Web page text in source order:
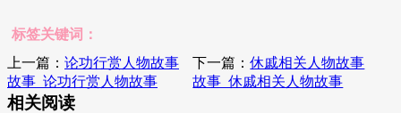
标签关键词：
上一篇： 论功行赏人物故事
故事_论功行赏人物故事
下一篇：休戚相关人物故事
故事_休戚相关人物故事
相关阅读